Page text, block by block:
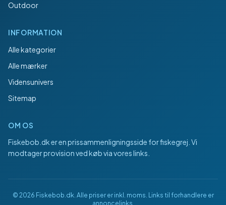
Outdoor
INFORMATION
Alle kategorier
Alle mærker
Vidensunivers
Sitemap
OM OS
Fiskebob.dker en prissammenligningsside for fiskegrej. Vi
modtager provision ved køb via vores links.
© 2026 Fiskebob.dk. Alle priser er inkl. moms. Links til forhandlere er
annoncelinks.